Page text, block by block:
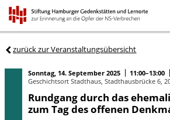
zurück zur Veranstaltungsübersicht
Sonntag, 14. September 2025 11:00–13:00
Geschichtsort Stadthaus, Stadthausbrücke 6,
Rundgang durch das
zum Tag des offenen